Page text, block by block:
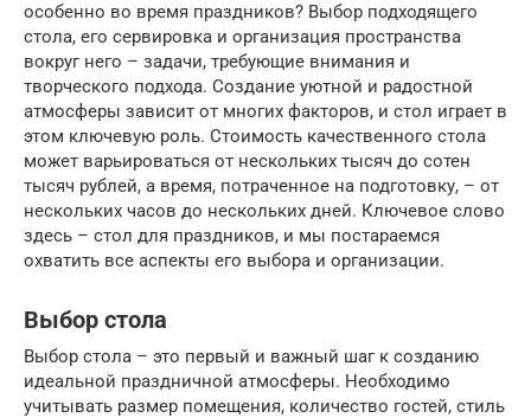
особенно во время праздников? Выбор подходящего
стола, его сервировка и организация пространства
вокруг него – задачи, требующие внимания и
творческого подхода. Создание уютной и радостной
атмосферы зависит от многих факторов, и стол играет в
этом ключевую роль. Стоимость качественного стола
может варьироваться от нескольких тысяч до сотен
тысяч рублей, а время, потраченное на подготовку, – от
нескольких часов до нескольких дней. Ключевое слово
здесь – стол для праздников, и мы постараемся
охватить все аспекты его выбора и организации.
Выбор стола
Выбор стола – это первый и важный шаг к созданию
идеальной праздничной атмосферы. Необходимо
учитывать размер помещения, количество гостей, стиль